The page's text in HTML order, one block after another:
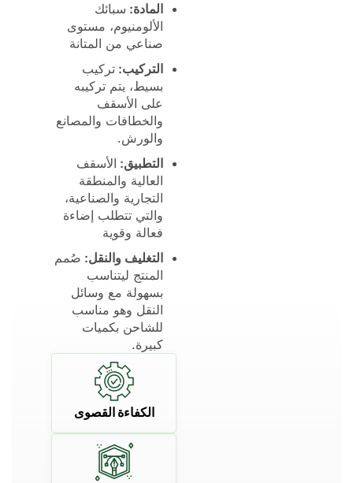
المادة: سبائك
الألومنيوم، مستوى
صناعي من المتانة
التركيب: تركيب
بسيط، يتم تركيبه
على الأسقف
والخطافات والمصانع
والورش.
التطبيق: الأسقف
العالية والمنطقة
التجارية والصناعية،
والتي تتطلب إضاءة
فعالة وقوية
التغليف والنقل: صُمم
المنتج ليتناسب
بسهولة مع وسائل
النقل وهو مناسب
للشاحن بكميات
كبيرة.
الكفاءة القصوى